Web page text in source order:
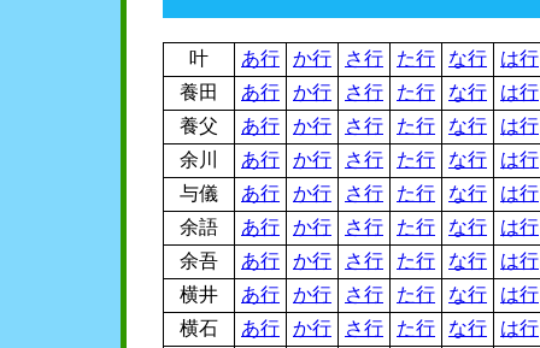
叶 あ行 か行 さ行 た行 な行
は行
養田
あ行 か行 さ行 た行 な行
は行
養父
あ行 か行 さ行 た行 な行
は行
余川
あ行 か行 さ行 た行 な行
は行
与儀
あ行 か行 さ行 た行 な行
は行
余語
あ行 か行 さ行 た行 な行
は行
余吾
あ行 か行 さ行 た行 な行
は行
横井
あ行 か行 さ行 た行 な行
は行
横石
あ行 か行 さ行 た行 な行
は行